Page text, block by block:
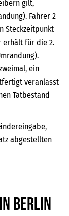
gilt,
Fahrer 2
Steckzeitpunkt
erhält für die 2.
ein
veranlasst
Tatbestand
abgestellten
Berlin